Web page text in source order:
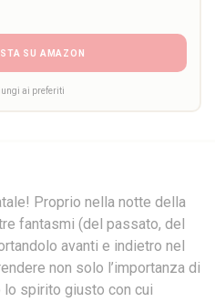
SU AMAZON
ai preferiti
Proprio nella notte della
fantasmi (del passato, del
avanti e indietro nel
non solo l’importanza di
spirito giusto con cui